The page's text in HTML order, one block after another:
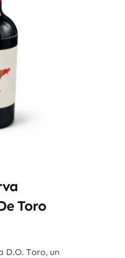
Toro
D.O. Toro, un